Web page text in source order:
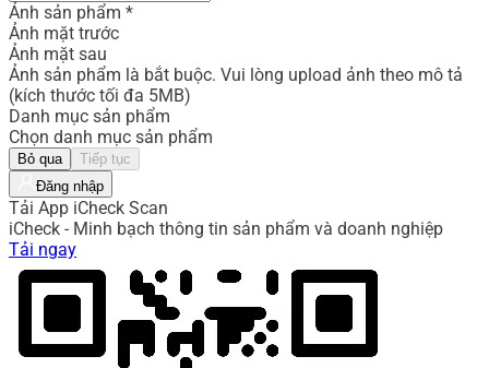
Ảnh sản phẩm *
Ảnh mặt trước
Ảnh mặt sau
Ảnh sản phẩm là bắt buộc. Vui lòng upload ảnh theo mô tả
(kích thước tối đa 5MB)
Danh mục sản phẩm
Chọn danh mục sản phẩm
Bỏ qua
Tiếp tục
Đăng nhập
Tải App iCheck Scan
iCheck - Minh bạch thông tin sản phẩm và doanh nghiệp
Tải ngay